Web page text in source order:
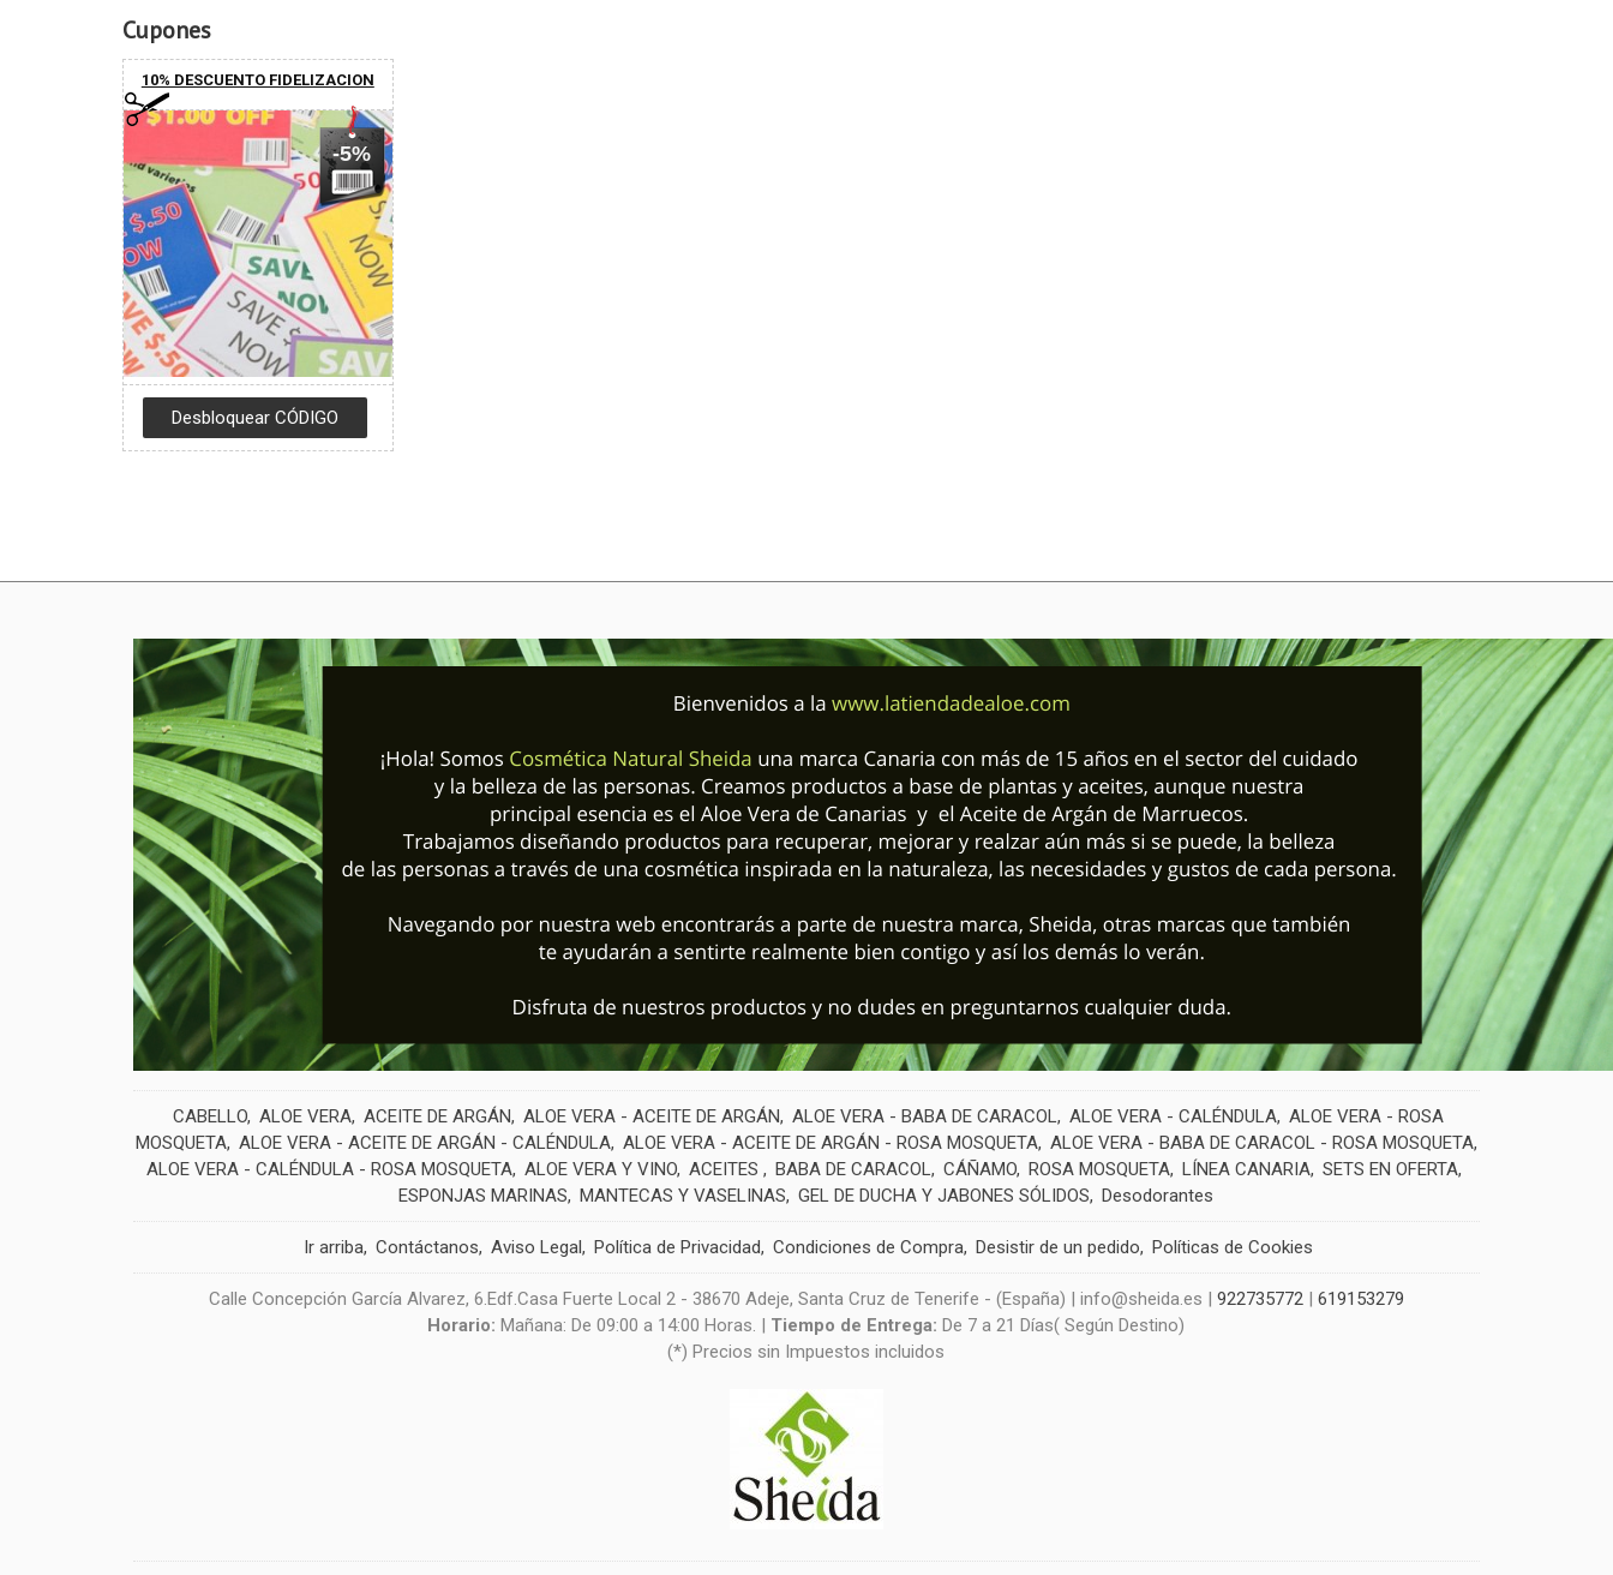
Cupones
10% DESCUENTO FIDELIZACION
-5%
CABELLO ALOE VERA ACEITE DE ARGÁN ALOE VERA - ACEITE DE ARGÁN ALOE VERA - BABA DE CARACOL ALOE VERA - CALÉNDULA ALOE VERA - ROSA
MOSQUETA ALOE VERA - ACEITE DE ARGÁN - CALÉNDULA ALOE VERA - ACEITE DE ARGÁN - ROSA MOSQUETA ALOE VERA - BABA DE CARACOL - ROSA MOSQUETA
ALOE VERA - CALÉNDULA - ROSA MOSQUETA ALOE VERA Y VINO ACEITES BABA DE CARACOL CÁÑAMO ROSA MOSQUETA LÍNEA CANARIA SETS EN OFERTA
ESPONJAS MARINAS MANTECAS Y VASELINAS GEL DE DUCHA Y JABONES SÓLIDOS Desodorantes
Ir arriba Contáctanos Aviso Legal Política de Privacidad Condiciones de Compra Desistir de un pedido Políticas de Cookies
Calle Concepción García Alvarez, 6.Edf.Casa Fuerte Local 2 - 38670 Adeje, Santa Cruz de Tenerife - (España) | info@sheida.es | 922735772| 619153279
Horario:Mañana: De 09:00 a 14:00 Horas. | Tiempo de Entrega:De 7 a 21 Días( Según Destino)
(*) Precios sin Impuestos incluidos